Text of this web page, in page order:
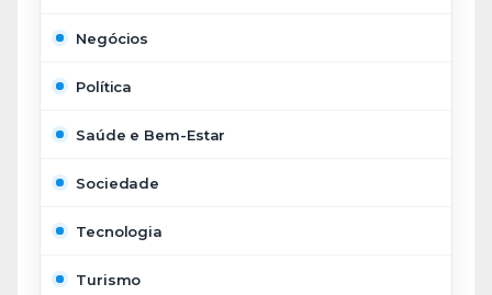
Negócios
Política
Saúde e Bem-Estar
Sociedade
Tecnologia
Turismo